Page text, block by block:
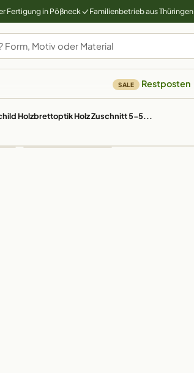
Fertigung in Pößneck Familienbetrieb aus Thüringen
SALE Restposten
Holzbrettoptik Holz Zuschnitt 5-5...